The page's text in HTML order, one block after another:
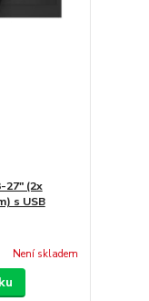
27" (2x
s USB
Není skladem